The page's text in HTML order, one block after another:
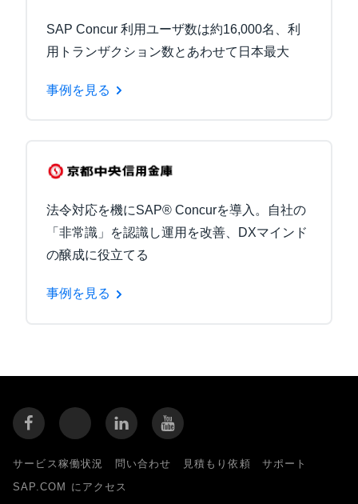
SAP Concur 利用ユーザ数は約16,000名、利
用トランザクション数とあわせて日本最大
事例を見る
法令対応を機にSAP® Concurを導入。自社の
「非常識」を認識し運用を改善、DXマインド
の醸成に役立てる
事例を見る
サービス稼働状況 問い合わせ 見積もり依頼
サポート
SAP.COM にアクセス